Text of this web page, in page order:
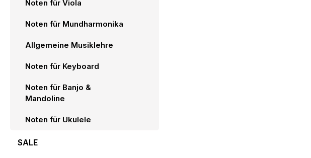
Noten für Viola
Noten für Mundharmonika
Allgemeine Musiklehre
Noten für Keyboard
Noten für Banjo &
Mandoline
Noten für Ukulele
SALE